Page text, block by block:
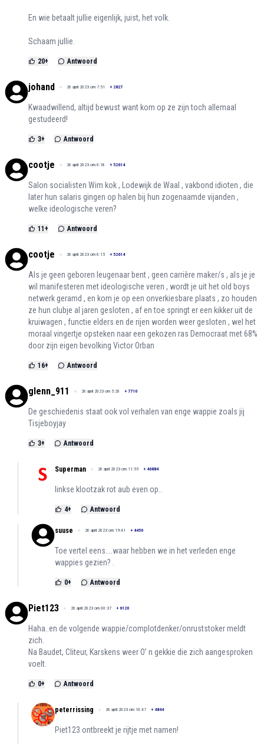
En wie betaalt jullie eigenlijk, juist, het volk.
Schaam jullie.
20+ Antwoord
johand 26 april 2023 om 7:51 + 2827
Kwaadwillend, altijd bewust want kom op ze zijn toch allemaal
gestudeerd!
3+ Antwoord
cootje 26 april 2023 om 6:18 + 52614
Salon socialisten Wim kok , Lodewijk de Waal , vakbond idioten , die
later hun salaris gingen op halen bij hun zogenaamde vijanden ,
welke ideologische veren?
11 + Antwoord
cootje 26 april 2023 om 6:15 + 52614
Als je geen geboren leugenaar bent , geen carrière maker/s , als je je
wil manifesteren met ideologische veren , wordt je uit het old boys
netwerk geramd , en kom je op een onverkiesbare plaats , zo houden
ze hun clubje al jaren gesloten , af en toe springt er een kikker uit de
kruiwagen , functie elders en de rijen worden weer gesloten , wel het
moraal vingertje opsteken naar een gekozen ras Democraat met 68%
door zijn eigen bevolking Victor Orban
16+ Antwoord
glenn_911 26 april 2023 om 5:20 + 7710
De geschiedenis staat ook vol verhalen van enge wappie zoals jij
Tisjeboyjay
3+ Antwoord
Superman 26 april 2023 om 11:55 + 46884
linkse klootzak rot aub even op..
4+ Antwoord
suuse 26 april 2023 om 19:41 + 4450
Toe vertel eens....waar hebben we in het verleden enge
wappies gezien? .
0+ Antwoord
Piet123 26 april 2023 om 00:37 + 6120
Haha..en de volgende wappie/complotdenker/onruststoker meldt
zich.
Na Baudet, Cliteur, Karskens weer O’ n gekkie die zich aangesproken
voelt.
0+ Antwoord
peterrissing 26 april 2023 om 10:47 + 4844
Piet123 ontbreekt je rijtje met namen!